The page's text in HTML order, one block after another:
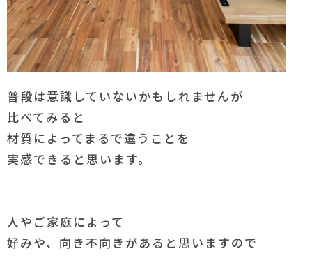
普段は意識していないかもしれませんが
比べてみると
材質によってまるで違うことを
実感できると思います。
人やご家庭によって
好みや、向き不向きがあると思いますので